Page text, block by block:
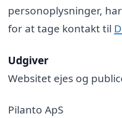
personoplysninger,
for at tage kontakt til
Udgiver
Websitet ejes og
Pilanto ApS